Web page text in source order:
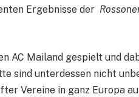
Ergebnisse der
AC Mailand gespielt und
sind unterdessen nicht
Vereine in ganz Europa